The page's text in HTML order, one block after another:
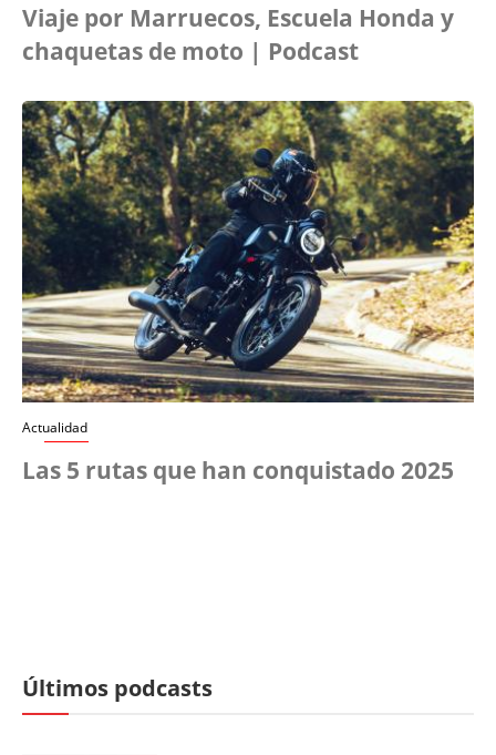
Viaje por Marruecos, Escuela Honda y
chaquetas de moto | Podcast
Actualidad
Las 5 rutas que han conquistado 2025
Últimos podcasts